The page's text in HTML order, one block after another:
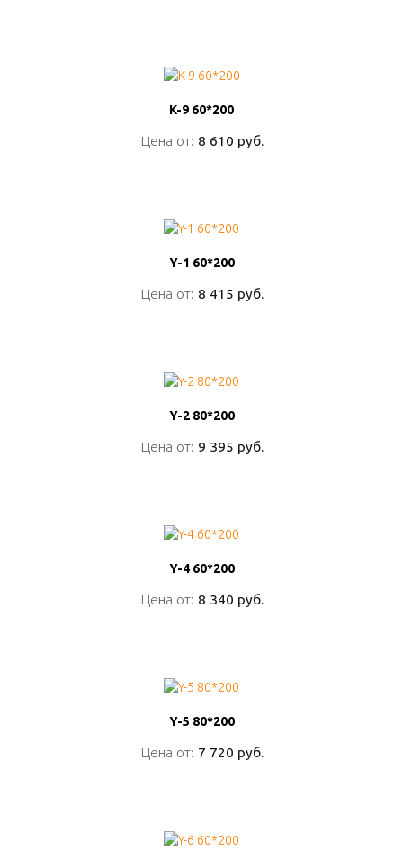
K-9 60*200
Цена от: 8 610 руб.
K-9 60*200
Цена от: 8 610 руб.
Y-1 60*200
Цена от: 8 415 руб.
Y-1 60*200
Цена от: 8 415 руб.
Y-2 80*200
Цена от: 9 395 руб.
Y-2 80*200
Цена от: 9 395 руб.
Y-4 60*200
Цена от: 8 340 руб.
Y-4 60*200
Цена от: 8 340 руб.
Y-5 80*200
Цена от: 7 720 руб.
Y-5 80*200
Цена от: 7 720 руб.